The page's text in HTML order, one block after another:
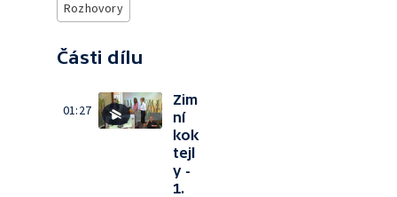
Rozhovory
Části dílu
01:27
Zim
ní
kok
tejl
y -
1.